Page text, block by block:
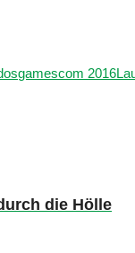
gamescom 2016
die Hölle